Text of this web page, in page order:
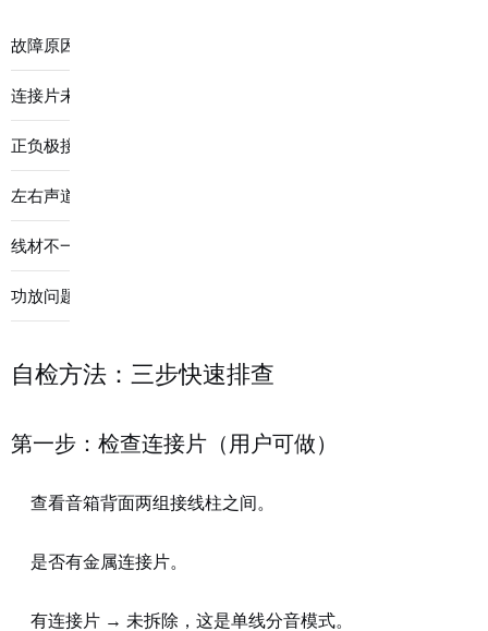
故障原因
连接片未拆除
正负极接反
左右声道交叉
线材不一致
功放问题
自检方法：三步快速排查
第一步：检查连接片（用户可做）
查看音箱背面两组接线柱之间。
是否有金属连接片。
有连接片 → 未拆除，这是单线分音模式。